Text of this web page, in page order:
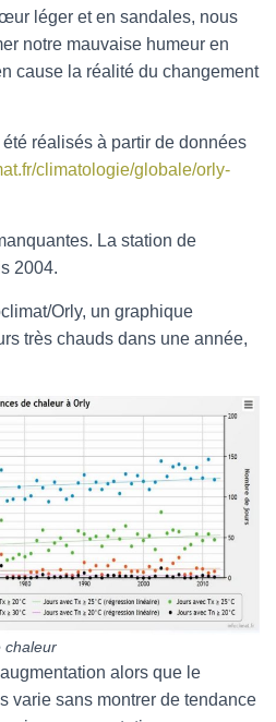
léger et en sandales, nous
notre mauvaise humeur en
cause la réalité du changement
réalisés à partir de données
climatologie/globale/orly-
La station de
2004.
Orly, un graphique
très chauds dans une année,
chaleur
alors que le
varie sans montrer de tendance